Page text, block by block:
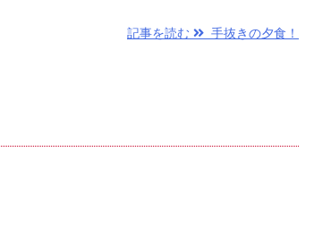
記事を読む 手抜きの夕食！